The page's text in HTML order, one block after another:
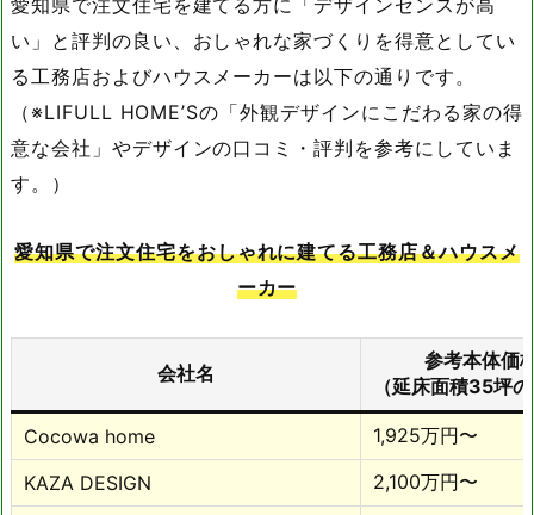
い」と評判の良い、おしゃれな家づくりを得意としてい
る工務店およびハウスメーカーは以下の通りです。
（※LIFULL HOME’Sの「外観デザインにこだわる家の得
意な会社」やデザインの口コミ・評判を参考にしていま
す。）
愛知県で注文住宅をおしゃれに建てる工務店＆ハウスメ
ーカー
会社名
参考本体価
（延床面積35坪
Cocowa home
1,925万円〜
KAZA DESIGN
2,100万円〜